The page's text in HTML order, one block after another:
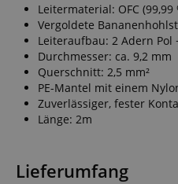
Leitermaterial: OFC (99,99
Vergoldete
Leiteraufbau: 2 Adern Pol
Durchmesser: ca. 9,2 mm
Querschnitt: 2,5 mm²
PE-Mantel mit einem
Zuverlässiger, fester
Länge: 2m
Lieferumfang